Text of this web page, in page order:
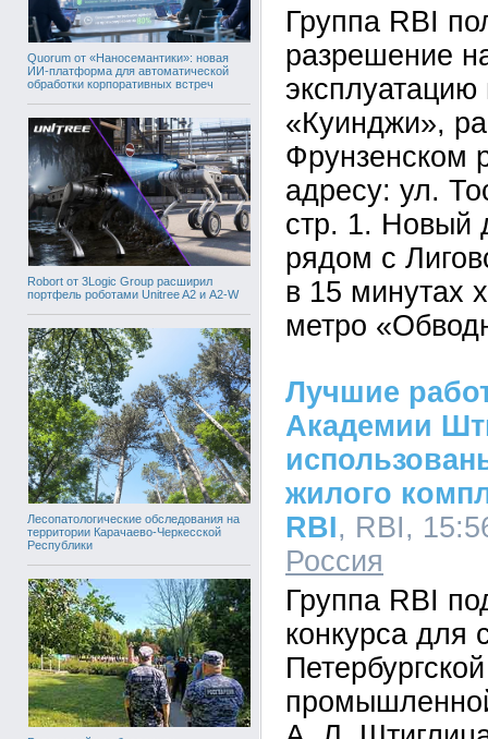
Quorum от «Наносемантики»: новая
ИИ-платформа для автоматической
обработки корпоративных встреч
Robort от 3Logic Group расширил
портфель роботами Unitree A2 и A2-W
Лесопатологические обследования на
территории Карачаево-Черкесской
Республики
Группа RBI
разрешение
эксплуатацию
«Куинджи»,
Фрунзенском
адресу: ул.
стр. 1. Новый
рядом с
в 15 минутах
метро
Лучшие
Академии
жилого
RBI, RBI,
Россия
Группа RBI
конкурса для